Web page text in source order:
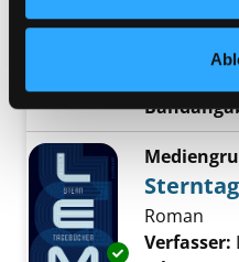
Exemplar-
Verlag:
Exemplar-
Roman
Verfasser: